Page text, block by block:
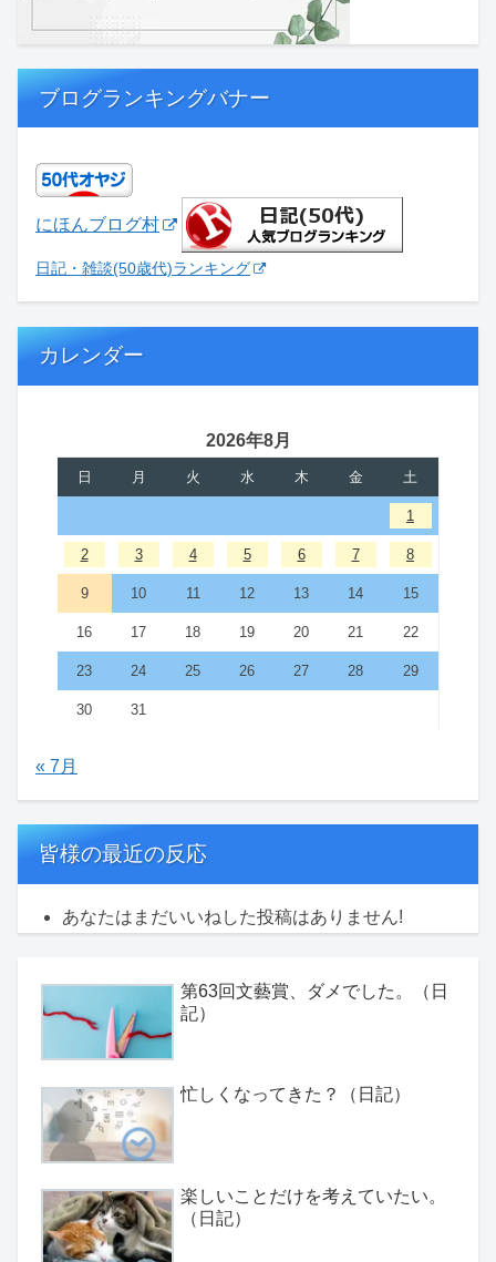
ブログランキングバナー
にほんブログ村
日記・雑談(50歳代)ランキング
カレンダー
2026年8月
日 月 火 水 木 金 土
1
2 3 4 5 6 7 8
9 10 11 12 13 14 15
16 17 18 19 20 21 22
23 24 25 26 27 28 29
30 31
« 7月
皆様の最近の反応
あなたはまだいいねした投稿はありません!
第63回文藝賞、ダメでした。（日
記）
忙しくなってきた？（日記）
楽しいことだけを考えていたい。
（日記）